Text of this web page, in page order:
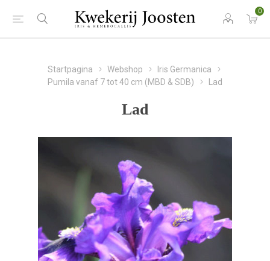
0
Startpagina Webshop
Iris Germanica
Pumila vanaf 7 tot 40 cm (MBD & SDB)
Lad
Lad